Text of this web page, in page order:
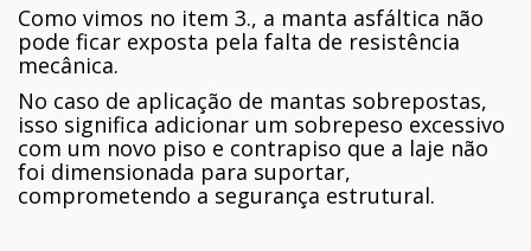
Como vimos no item 3., a manta asfáltica não
pode ficar exposta pela falta de resistência
mecânica.
No caso de aplicação de mantas sobrepostas,
isso significa adicionar um sobrepeso excessivo
com um novo piso e contrapiso que a laje não
foi dimensionada para suportar,
comprometendo a segurança estrutural.